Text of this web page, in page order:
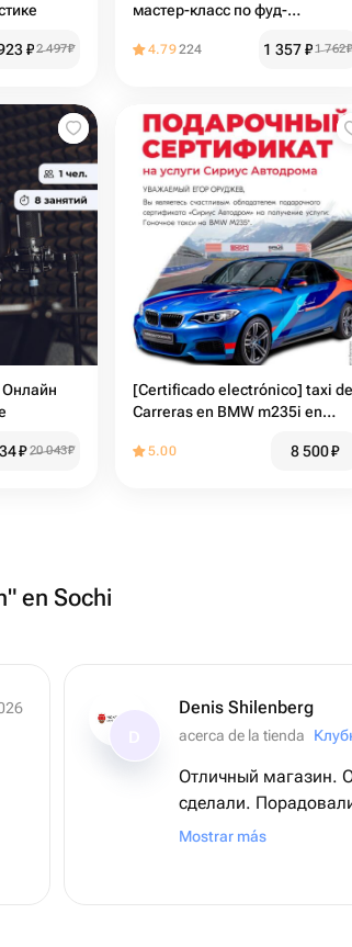
₽2 497₽
мастер-класс по фуд-
4.79224 1 357₽1 762
Онлайн
₽ 20 043₽
[Certificado electrónico] taxi de
Carreras en BMW m235i en
5.00 8 500₽
en Sochi
Denis Shilenberg
acerca de la tienda
Отличный магазин. Оперативно все
сделали. Порадовали получателя)))
Спасибо вам, за
Mostrar más